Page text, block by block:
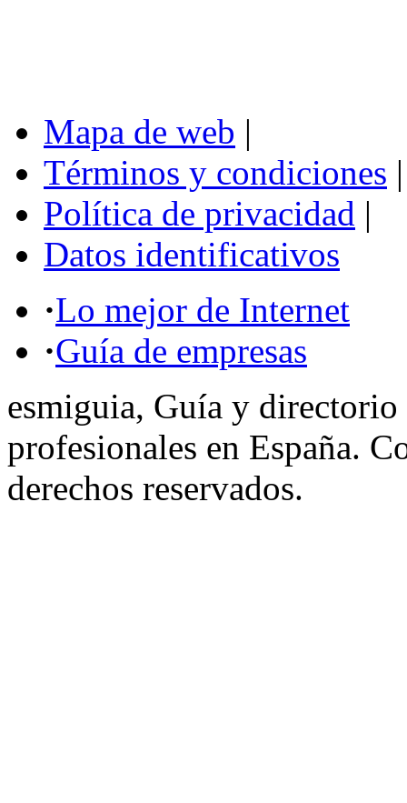
Mapa de web |
Términos y condiciones |
Política de privacidad |
Datos identificativos
·Lo mejor de Internet
·Guía de empresas
esmiguia, Guía y directorio
profesionales en España.
derechos reservados.